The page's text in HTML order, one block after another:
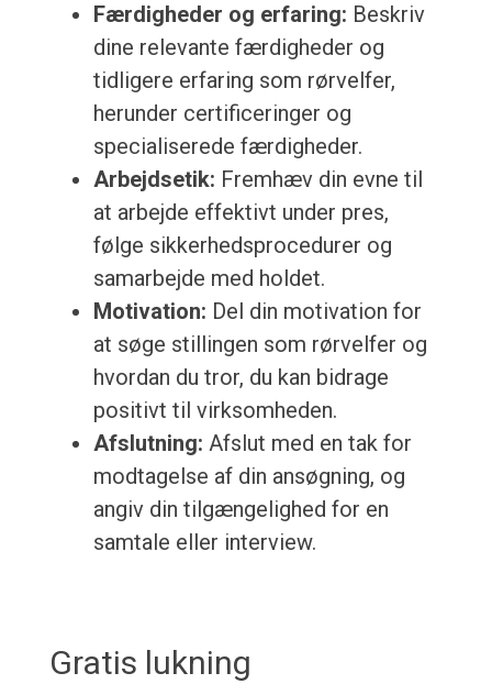
Færdigheder og erfaring: Beskriv
dine relevante færdigheder og
tidligere erfaring som rørvelfer,
herunder certificeringer og
specialiserede færdigheder.
Arbejdsetik: Fremhæv din evne til
at arbejde effektivt under pres,
følge sikkerhedsprocedurer og
samarbejde med holdet.
Motivation: Del din motivation for
at søge stillingen som rørvelfer og
hvordan du tror, du kan bidrage
positivt til virksomheden.
Afslutning: Afslut med en tak for
modtagelse af din ansøgning, og
angiv din tilgængelighed for en
samtale eller interview.
Gratis lukning